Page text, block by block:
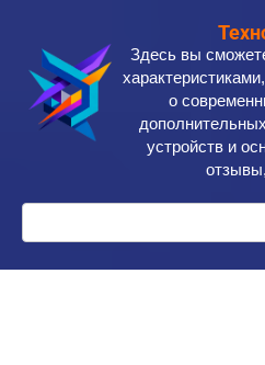
контенту
Здесь вы
о
устройств и
Поиск: